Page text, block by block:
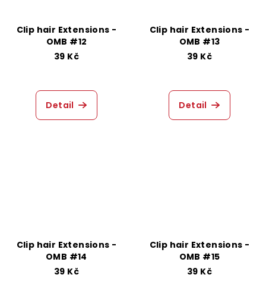
Clip hair Extensions -
OMB #12
39 Kč
Detail
Clip hair Extensions -
OMB #13
39 Kč
Detail
Clip hair Extensions -
OMB #14
39 Kč
Clip hair Extensions -
OMB #15
39 Kč